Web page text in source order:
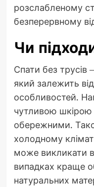
розслабленому
безперервному
Чи
Спати без
який залежить
особливостей.
чутливою шкірою
обережними.
холодному
може викликати
випадках краще
натуральних